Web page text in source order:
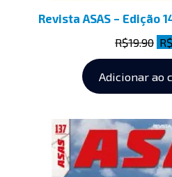
Revista ASAS – Edição
R$19.90 R$
Adicionar ao